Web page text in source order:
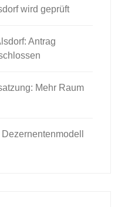
wird geprüft
Antrag
Mehr Raum